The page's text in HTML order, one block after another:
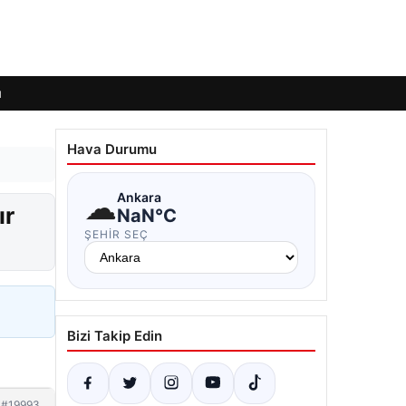
Hava Durumu
☁Ankara
NaN°C
ŞEHIR SEÇ
Bizi Takip Edin